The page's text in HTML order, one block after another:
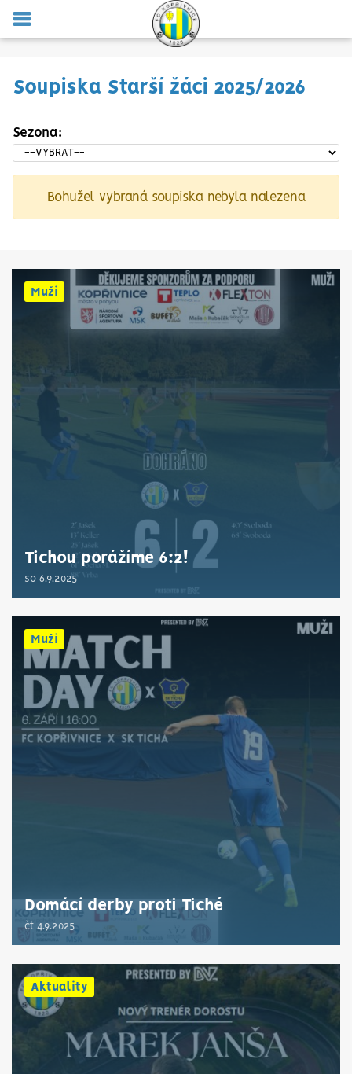
Soupiska Starší žáci 2025/2026
Sezona:
Bohužel vybraná soupiska nebyla nalezena
Muži
Tichou porážíme 6:2!
so 6.9.2025
Muži
Domácí derby proti Tiché
čt 4.9.2025
Aktuality